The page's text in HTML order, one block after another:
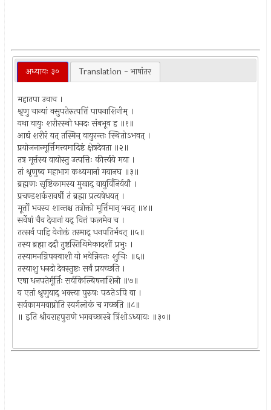
अध्यायः ३० Translation - भाषांतर
महातपा उवाच ।
श्रृणु चान्यां वसुपतेरुत्पत्तिं पापनाशिनीम् ।
यथा वायुः शरीरस्थो धनदः संबभूव ह ॥१॥
आद्यं शरीरं यत् तस्मिन् वायुरन्तः स्थितोऽभवत् ।
प्रयोजनान्मूर्त्तिमत्त्वमादिष्टं क्षेत्रदेवता ॥२॥
तत्र मूर्त्तस्य वायोस्तु उत्पत्तिः कीर्त्त्यये मया ।
तां श्रृणुष्व महाभाग कथ्यमानां मयानघ ॥३॥
ब्रह्मणः सृष्टिकामस्य मुखाद् वायुर्विनिर्ययौ ।
प्रचण्डशर्करावर्षी तं ब्रह्मा प्रत्यषेधयत् ।
मूर्त्तो भवस्व शान्तश्च तत्रोक्तो मूर्त्तिमान् भवत् ॥४॥
सर्वेषां चैव देवानां यद् वित्तं फलमेव च ।
तत्सर्वं पाहि येनोक्तं तस्माद् धनपतिर्भवत् ॥५॥
तस्य ब्रह्मा ददौ तुष्टस्तिथिमेकादशीं प्रभुः ।
तस्यामनग्निपक्वाशी यो भवेन्नियतः शुचिः ॥६॥
तस्याशु धनदो देवस्तुष्टः सर्वं प्रयच्छति ।
एषा धनपतेर्मूर्तिः सर्वकिल्बिषनाशिनी ॥७॥
य एतां श्रृणुयाद् भक्त्या पुरुषः पठतेऽपि वा ।
सर्वकाममवाप्नोति स्वर्गलोकं च गच्छति ॥८॥
॥ इति श्रीवराहपुराणे भगवच्छास्त्रे त्रिंशोऽध्यायः ॥३०॥